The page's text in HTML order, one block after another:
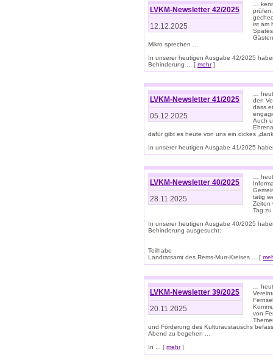
LVKM-Newsletter 42/2025
12.12.2025
…
ist am
Mikro sprechen ...
In unserer heutigen Ausgabe 42/2025
Behinderung ... [ mehr]
LVKM-Newsletter 41/2025
05.12.2025
…
den
dass
Auch
dafür gibt es heute von uns ein dickes
In unserer heutigen Ausgabe 41/2025
LVKM-Newsletter 40/2025
28.11.2025
…
tätig
Zeiten
Tag
In unserer heutigen Ausgabe 40/2025
Behinderung ausgesucht:
Teilhabe
Landratsamt des Rems-Murr-Kreises ... [
LVKM-Newsletter 39/2025
20.11.2025
…
von
und Förderung des Kulturaustauschs
Abend zu begehen ...
In ... [ mehr]